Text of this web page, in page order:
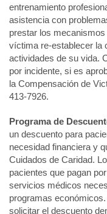
entrenamiento
asistencia con
prestar los
víctima re-establecer la
actividades de su vida.
por incidente, si es
la Compensación de
413-7926.
Programa de
un descuento para
necesidad financiera y
Cuidados de Caridad.
pacientes que pagan
servicios médicos
programas
solicitar el descuento